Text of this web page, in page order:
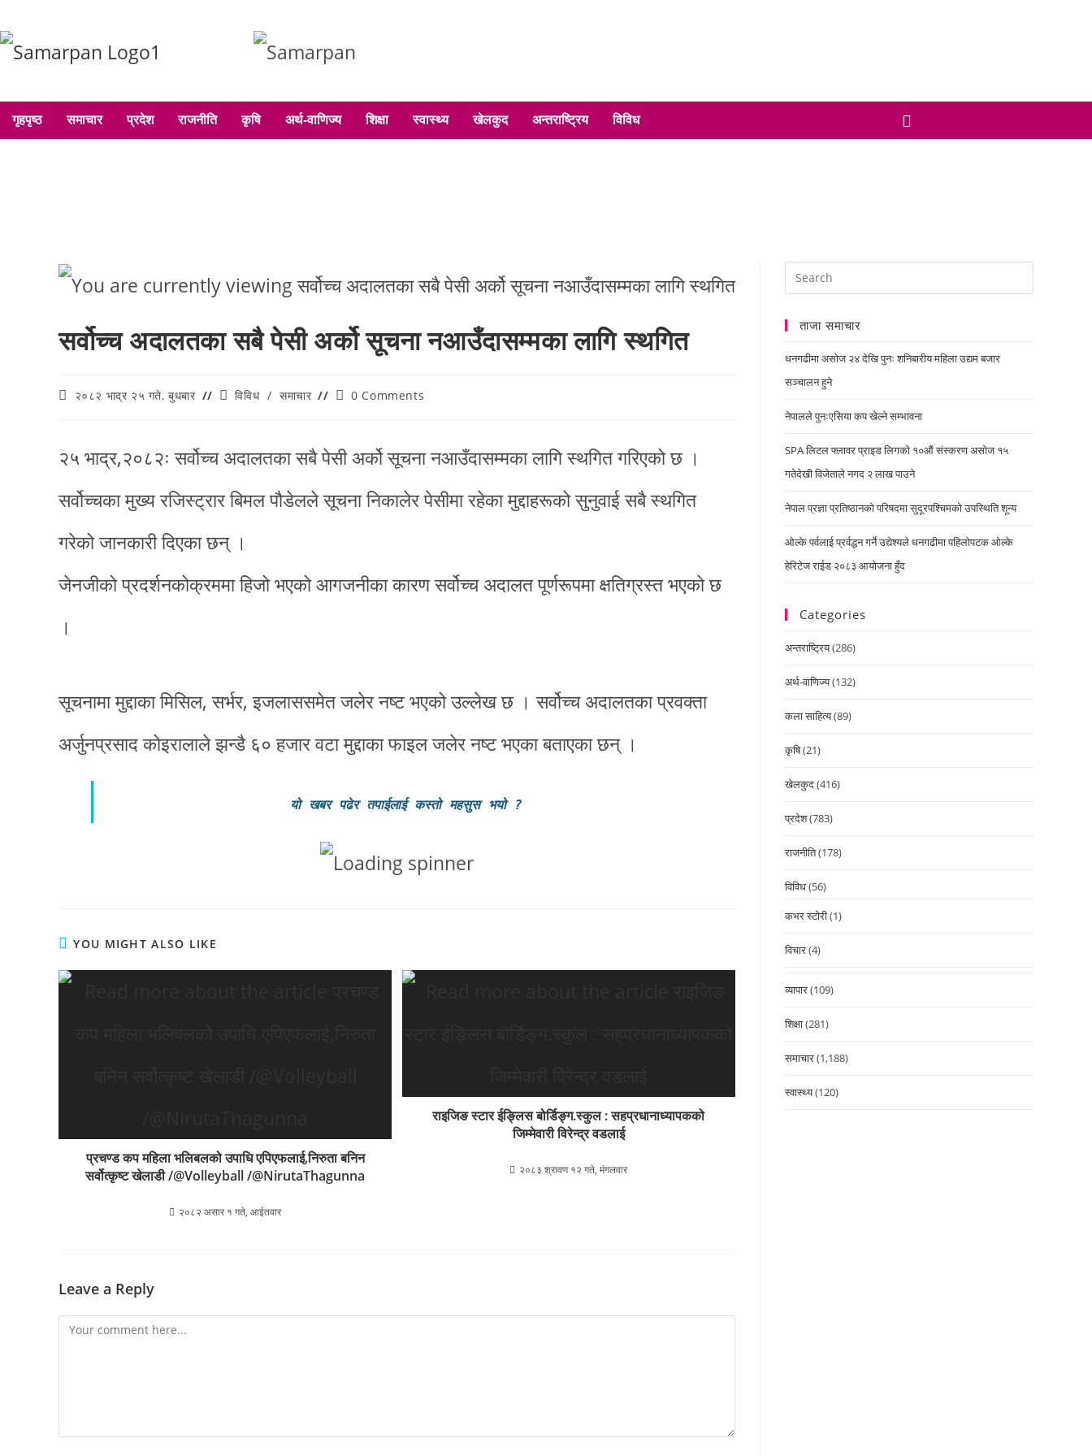
गृहपृष्ठ समाचार प्रदेश राजनीति कृषि अर्थ-वाणिज्य शिक्षा स्वास्थ्य खेलकुद अन्तराष्ट्रिय विविध
सर्वोच्च अदालतका सबै पेसी अर्को सूचना नआउँदासम्मका लागि स्थगित
२०८२ भाद्र २५ गते, बुधबार विविध / समाचार 0 Comments
२५ भाद्र,२०८२ः सर्वोच्च अदालतका सबै पेसी अर्को सूचना नआउँदासम्मका लागि स्थगित गरिएको छ ।
सर्वोच्चका मुख्य रजिस्ट्रार बिमल पौडेलले सूचना निकालेर पेसीमा रहेका मुद्दाहरूको सुनुवाई सबै स्थगित
गरेको जानकारी दिएका छन् ।
जेनजीको प्रदर्शनकोक्रममा हिजो भएको आगजनीका कारण सर्वोच्च अदालत पूर्णरूपमा क्षतिग्रस्त भएको छ
।
सूचनामा मुद्दाका मिसिल, सर्भर, इजलाससमेत जलेर नष्ट भएको उल्लेख छ । सर्वोच्च अदालतका प्रवक्ता
अर्जुनप्रसाद कोइरालाले झन्डै ६० हजार वटा मुद्दाका फाइल जलेर नष्ट भएका बताएका छन् ।
यो खबर पढेर तपाईलाई कस्तो महसुस भयो?
YOU MIGHT ALSO LIKE
प्रचण्ड कप महिला भलिबलको उपाधि एपिएफलाई,निरुता बनिन
सर्वोत्कृष्ट खेलाडी /@Volleyball /@NirutaThagunna
२०८२ असार १ गते, आईतवार
राइजिङ स्टार ईङ्लिस बोर्डिङ्ग.स्कुल : सहप्रधानाध्यापकको
जिम्मेवारी विरेन्द्र वडलाई
२०८३ श्रावण १२ गते, मंगलवार
Leave a Reply
ताजा समाचार
धनगढीमा असोज २४ देखि पुनः शनिबारीय महिला उद्यम बजार
सञ्चालन हुने
नेपालले पुनःएसिया कप खेल्ने सम्भावना
SPA लिटल फ्लावर प्राइड लिगको १०औं संस्करण असोज १५
गतेदेखी विजेताले नगद २ लाख पाउने
नेपाल प्रज्ञा प्रतिष्ठानको परिषदमा सुदूरपश्चिमको उपस्थिति शून्य
ओल्के पर्वलाई प्रर्वद्धन गर्ने उद्येश्यले धनगढीमा पहिलोपटक ओल्के
हेरिटेज राईड २०८३ आयोजना हुँद
Categories
अन्तराष्ट्रिय(286)
अर्थ-वाणिज्य(132)
कला साहित्य(89)
कृषि(21)
खेलकुद(416)
प्रदेश(783)
राजनीति(178)
विविध(56)
कभर स्टोरी(1)
विचार(4)
व्यापार(109)
शिक्षा(281)
समाचार(1,188)
स्वास्थ्य(120)